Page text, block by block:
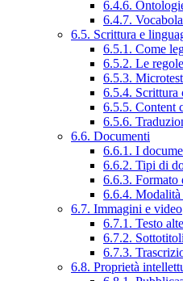
6.4.6.
6.4.7.
6.5. Scrittura e
6.5.1. Come
6.5.2. Le
6.5.3.
6.5.4. Scrittura
6.5.5. Content
6.5.6.
6.6. Documenti
6.6.1. I
6.6.2. Tipi di
6.6.3. Formato
6.6.4.
6.7. Immagini e video
6.7.1. Testo
6.7.2.
6.7.3.
6.8. Proprietà